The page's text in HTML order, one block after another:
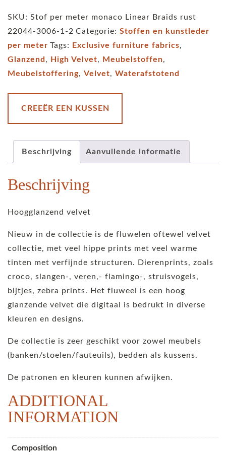
aantal
SKU: Stof per meter monaco Linear Braids rust
22044-3006-1-2 Categorie: Stoffen en kunstleder
per meter Tags: Exclusive furniture fabrics,
Glanzend , High Velvet, Meubelstoffen,
Meubelstoffering, Velvet, Waterafstotend
CREEËR EEN KUSSEN
Beschrijving Aanvullende informatie
Beschrijving
Hoogglanzend velvet
Nieuw in de collectie is de fluwelen oftewel velvet
collectie, met veel hippe prints met veel warme
tinten met verfijnde structuren. Dierenprints, zoals
croco, slangen-, veren,- flamingo-, struisvogels,
bijtjes, zebra prints. Het fluweel is een hoog
glanzende velvet die digitaal is bedrukt in diverse
kleuren en designs.
De collectie is zeer geschikt voor zowel meubels
(banken/stoelen/fauteuils), bedden als kussens.
De patronen en kleuren kunnen afwijken.
ADDITIONAL
INFORMATION
Composition